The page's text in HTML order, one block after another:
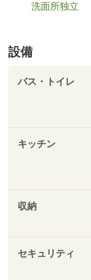
洗面所独立
設備
バス・トイレ
キッチン
収納
セキュリティ